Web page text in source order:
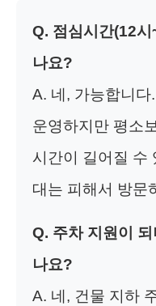
Q. 점심시간(12
나요?
A. 네, 가능합니
운영하지만 평소
시간이 길어질 수
대는 피해서 방문
Q. 주차 지원이
나요?
A. 네, 건물 지하